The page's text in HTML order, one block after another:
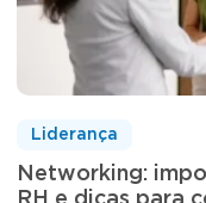
Networking:
Liderança